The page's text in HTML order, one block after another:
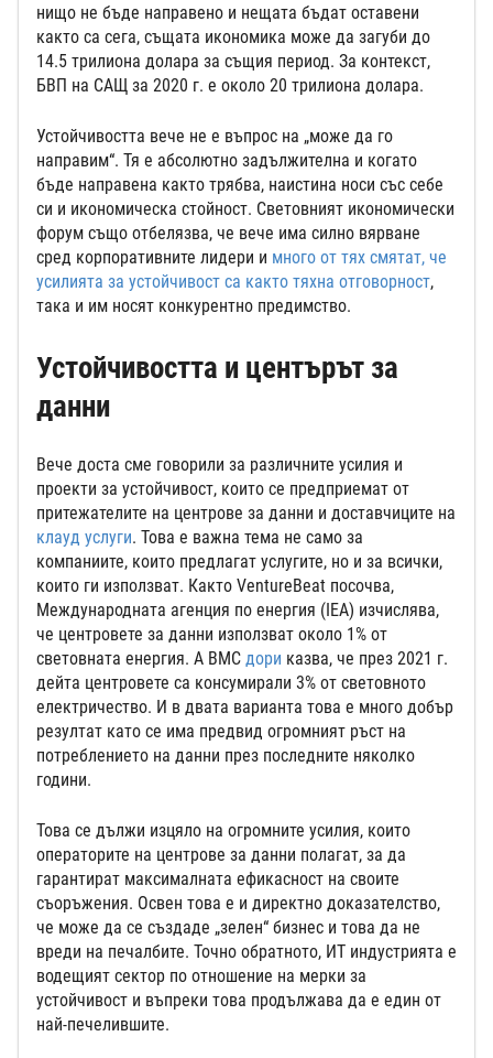
нищо не бъде направено и нещата бъдат оставени
както са сега, същата икономика може да загуби до
14.5 трилиона долара за същия период. За контекст,
БВП на САЩ за 2020 г. е около 20 трилиона долара.
Устойчивостта вече не е въпрос на „може да го
направим“. Тя е абсолютно задължителна и когато
бъде направена както трябва, наистина носи със себе
си и икономическа стойност. Световният икономически
форум също отбелязва, че вече има силно вярване
сред корпоративните лидери и много от тях смятат, че
усилията за устойчивост са както тяхна отговорност,
така и им носят конкурентно предимство.
Устойчивостта и центърът за
данни
Вече доста сме говорили за различните усилия и
проекти за устойчивост, които се предприемат от
притежателите на центрове за данни и доставчиците на
клауд услуги. Това е важна тема не само за
компаниите, които предлагат услугите, но и за всички,
които ги използват. Както VentureBeat посочва,
Международната агенция по енергия (IEA) изчислява,
че центровете за данни използват около 1% от
световната енергия. А BMC дори казва, че през 2021 г.
дейта центровете са консумирали 3% от световното
електричество. И в двата варианта това е много добър
резултат като се има предвид огромният ръст на
потреблението на данни през последните няколко
години.
Това се дължи изцяло на огромните усилия, които
операторите на центрове за данни полагат, за да
гарантират максималната ефикасност на своите
съоръжения. Освен това е и директно доказателство,
че може да се създаде „зелен“ бизнес и това да не
вреди на печалбите. Точно обратното, ИТ индустрията е
водещият сектор по отношение на мерки за
устойчивост и въпреки това продължава да е един от
най-печелившите.